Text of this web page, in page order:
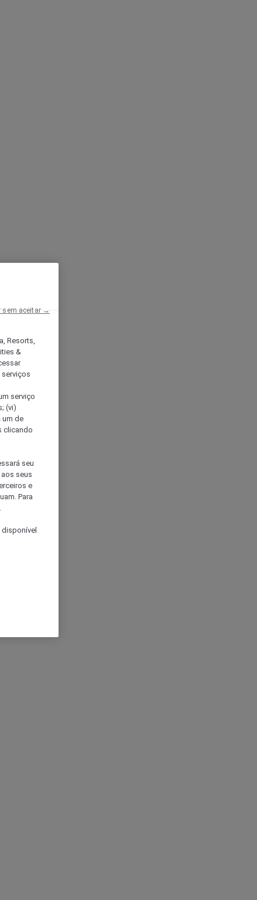
Resorts,
&
serviço
(vi)
um de
clicando
seu
seus
e
Para
sem aceitar →